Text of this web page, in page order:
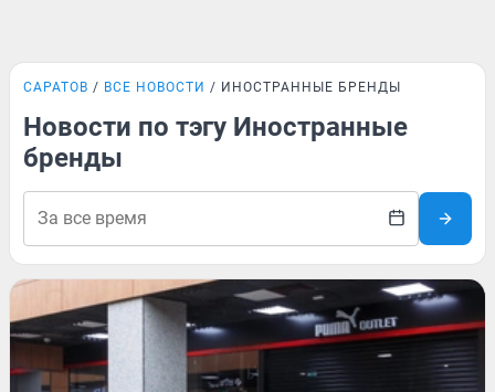
САРАТОВ ВСЕ НОВОСТИ ИНОСТРАННЫЕ БРЕНДЫ
Новости по тэгу Иностранные
бренды